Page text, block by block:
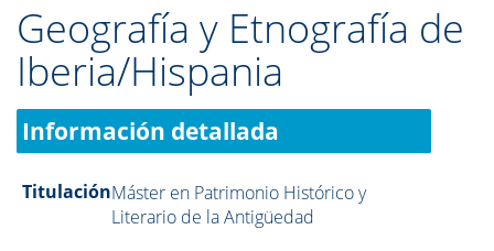
Geografía y Etnografía de
Iberia/Hispania
Información detallada
TitulaciónMáster en Patrimonio Histórico y
Literario de la Antigüedad